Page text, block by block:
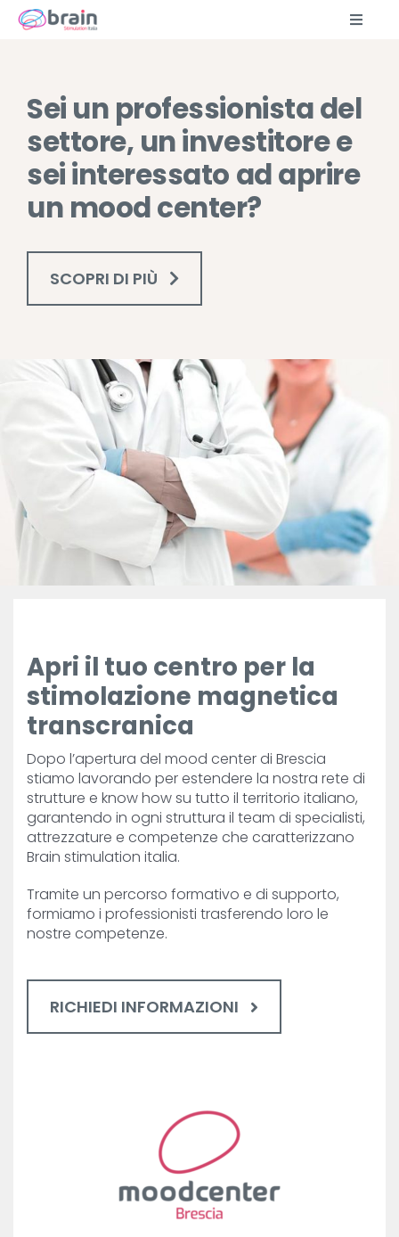
Salta
Toggle
TMS
Approfondimenti
Blog
Chi siamo
Contatti
BrainMap
Sei un professionista del
settore, un investitore e
sei interessato ad aprire
un mood center?
SCOPRI DI PIÙ
Apri il tuo centro per la
stimolazione magnetica
transcranica
Dopo l’apertura del mood center di Brescia
stiamo lavorando per estendere la nostra rete di
strutture e know how su tutto il territorio italiano,
garantendo in ogni struttura il team di specialisti,
attrezzature e competenze che caratterizzano
Brain stimulation italia.
Tramite un percorso formativo e di supporto,
formiamo i professionisti trasferendo loro le
nostre competenze.
RICHIEDI INFORMAZIONI